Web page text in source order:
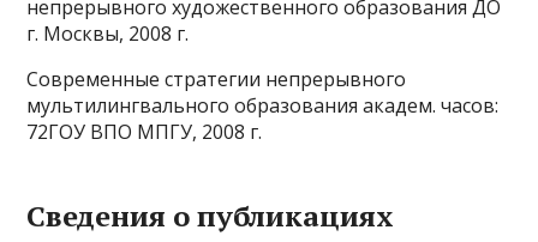
непрерывного художественного образования ДО
г. Москвы, 2008 г.
Современные стратегии непрерывного
мультилингвального образования академ. часов:
72ГОУ ВПО МПГУ, 2008 г.
Сведения о публикациях